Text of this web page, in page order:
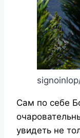
Сам по себе
увидеть не